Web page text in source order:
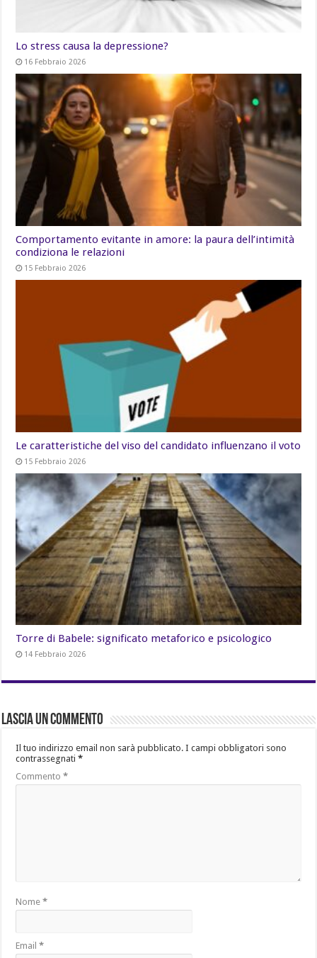
Lo stress causa la depressione?
16 Febbraio 2026
Comportamento evitante in amore: la paura dell’intimità
condiziona le relazioni
15 Febbraio 2026
Le caratteristiche del viso del candidato influenzano il voto
15 Febbraio 2026
Torre di Babele: significato metaforico e psicologico
14 Febbraio 2026
Lascia un commento
Il tuo indirizzo email non sarà pubblicato. I campi obbligatori sono
contrassegnati*
Commento*
Nome*
Email*